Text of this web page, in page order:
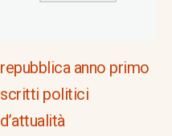
repubblica anno primo
scritti politici
d’attualità